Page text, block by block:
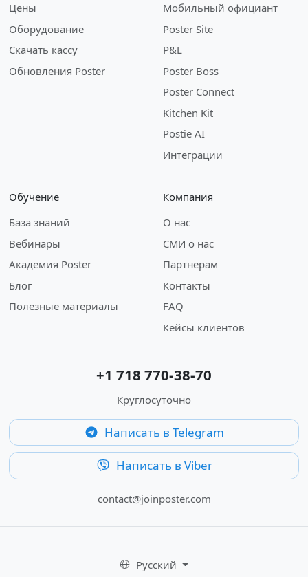
Цены
Оборудование
Скачать кассу
Обновления Poster
Мобильный официант
Poster Site
P&L
Poster Boss
Poster Connect
Kitchen Kit
Postie AI
Интеграции
Обучение
База знаний
Вебинары
Академия Poster
Блог
Полезные материалы
Компания
О нас
СМИ о нас
Партнерам
Контакты
FAQ
Кейсы клиентов
+1 718 770-38-70
Круглосуточно
Написать в Telegram
Написать в Viber
contact@joinposter.com
Русский